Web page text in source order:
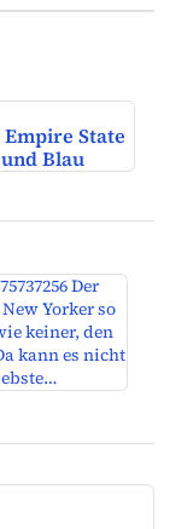
State
Blau
Der
Yorker so
keiner, den
kann es nicht